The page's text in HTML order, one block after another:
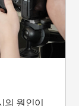
원인이